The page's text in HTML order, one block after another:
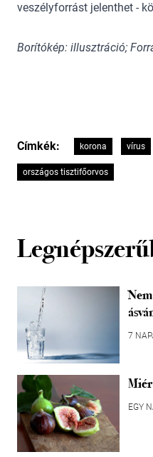
veszélyforrást jelenthet -
Borítókép: illusztráció;
Címkék: korona vírus
országos tisztifőorvos
7
EGY